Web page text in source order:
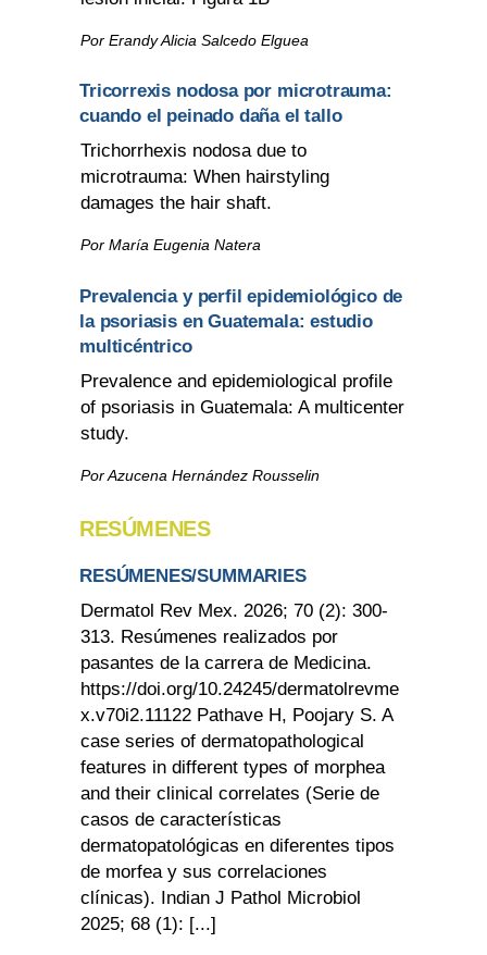
Por Erandy Alicia Salcedo Elguea
Tricorrexis nodosa por microtrauma:
cuando el peinado daña el tallo
Trichorrhexis nodosa due to
microtrauma: When hairstyling
damages the hair shaft.
Por María Eugenia Natera
Prevalencia y perfil epidemiológico de
la psoriasis en Guatemala: estudio
multicéntrico
Prevalence and epidemiological profile
of psoriasis in Guatemala: A multicenter
study.
Por Azucena Hernández Rousselin
RESÚMENES
RESÚMENES/SUMMARIES
Dermatol Rev Mex. 2026; 70 (2): 300-
313. Resúmenes realizados por
pasantes de la carrera de Medicina.
https://doi.org/10.24245/dermatolrevme
x.v70i2.11122 Pathave H, Poojary S. A
case series of dermatopathological
features in different types of morphea
and their clinical correlates (Serie de
casos de características
dermatopatológicas en diferentes tipos
de morfea y sus correlaciones
clínicas). Indian J Pathol Microbiol
2025; 68 (1): [...]